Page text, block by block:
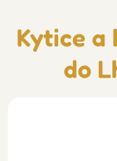
Kytice a
do